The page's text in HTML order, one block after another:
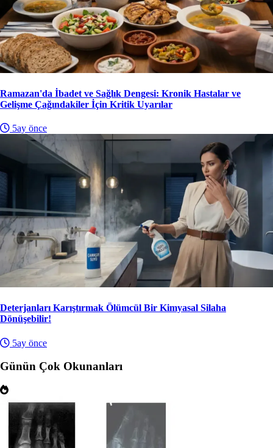
Ramazan'da İbadet ve Sağlık Dengesi: Kronik Hastalar ve
Gelişme Çağındakiler İçin Kritik Uyarılar
5ay önce
Deterjanları Karıştırmak Ölümcül Bir Kimyasal Silaha
Dönüşebilir!
5ay önce
Günün Çok Okunanları